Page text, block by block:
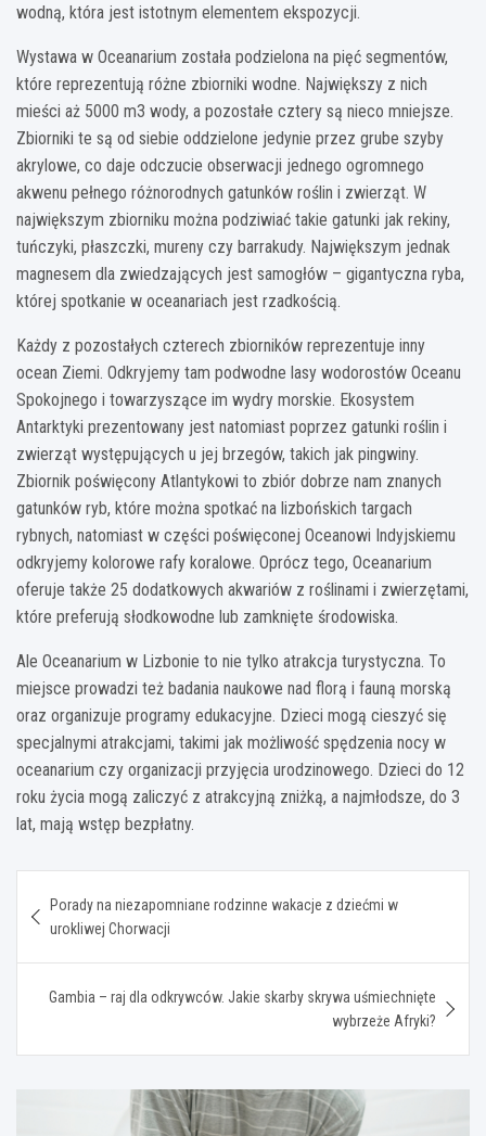
wodną, która jest istotnym elementem ekspozycji.
Wystawa w Oceanarium została podzielona na pięć segmentów,
które reprezentują różne zbiorniki wodne. Największy z nich
mieści aż 5000 m3 wody, a pozostałe cztery są nieco mniejsze.
Zbiorniki te są od siebie oddzielone jedynie przez grube szyby
akrylowe, co daje odczucie obserwacji jednego ogromnego
akwenu pełnego różnorodnych gatunków roślin i zwierząt. W
największym zbiorniku można podziwiać takie gatunki jak rekiny,
tuńczyki, płaszczki, mureny czy barrakudy. Największym jednak
magnesem dla zwiedzających jest samogłów – gigantyczna ryba,
której spotkanie w oceanariach jest rzadkością.
Każdy z pozostałych czterech zbiorników reprezentuje inny
ocean Ziemi. Odkryjemy tam podwodne lasy wodorostów Oceanu
Spokojnego i towarzyszące im wydry morskie. Ekosystem
Antarktyki prezentowany jest natomiast poprzez gatunki roślin i
zwierząt występujących u jej brzegów, takich jak pingwiny.
Zbiornik poświęcony Atlantykowi to zbiór dobrze nam znanych
gatunków ryb, które można spotkać na lizbońskich targach
rybnych, natomiast w części poświęconej Oceanowi Indyjskiemu
odkryjemy kolorowe rafy koralowe. Oprócz tego, Oceanarium
oferuje także 25 dodatkowych akwariów z roślinami i zwierzętami,
które preferują słodkowodne lub zamknięte środowiska.
Ale Oceanarium w Lizbonie to nie tylko atrakcja turystyczna. To
miejsce prowadzi też badania naukowe nad florą i fauną morską
oraz organizuje programy edukacyjne. Dzieci mogą cieszyć się
specjalnymi atrakcjami, takimi jak możliwość spędzenia nocy w
oceanarium czy organizacji przyjęcia urodzinowego. Dzieci do 12
roku życia mogą zaliczyć z atrakcyjną zniżką, a najmłodsze, do 3
lat, mają wstęp bezpłatny.
wpisu
Porady na niezapomniane rodzinne wakacje z dziećmi w
urokliwej Chorwacji
Gambia – raj dla odkrywców. Jakie skarby skrywa uśmiechnięte
wybrzeże Afryki?